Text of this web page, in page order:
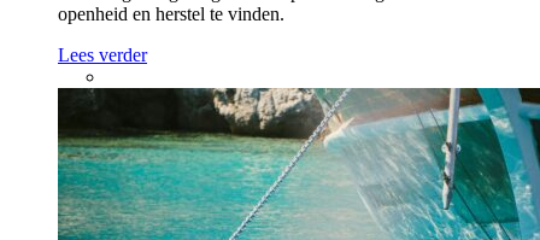
openheid en herstel te vinden.
Lees verder